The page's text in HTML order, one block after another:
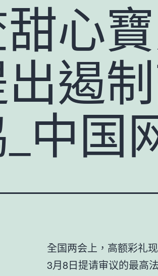
心
遏
中国
全国两会上，高额彩礼
3月8日提请审议的最高